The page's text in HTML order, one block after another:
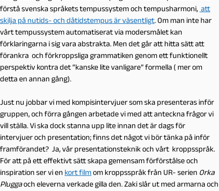
förstå svenska språkets tempussystem och tempusharmoni, att
skilja på nutids- och dåtidstempus är väsentligt. Om man inte har
vårt tempussystem automatiserat via modersmålet kan
förklaringarna i sig vara abstrakta. Men det går att hitta sätt att
förankra och förkroppsliga grammatiken genom ett funktionellt
perspektiv kontra det ”kanske lite vanligare” formella ( mer om
detta en annan gång).
Just nu jobbar vi med kompisintervjuer som ska presenteras inför
gruppen, och förra gången arbetade vi med att anteckna frågor vi
vill ställa. Vi ska dock stanna upp lite innan det är dags för
intervjuer och presentation; finns det något vi bör tänka på inför
framförandet? Ja, vår presentationsteknik och vårt kroppsspråk.
För att på ett effektivt sätt skapa gemensam förförstålse och
inspiration ser vi en kort filmom kroppsspråk från UR- serien Orka
Pluggaoch eleverna verkadegilla den. Zaki slår ut med armarna och